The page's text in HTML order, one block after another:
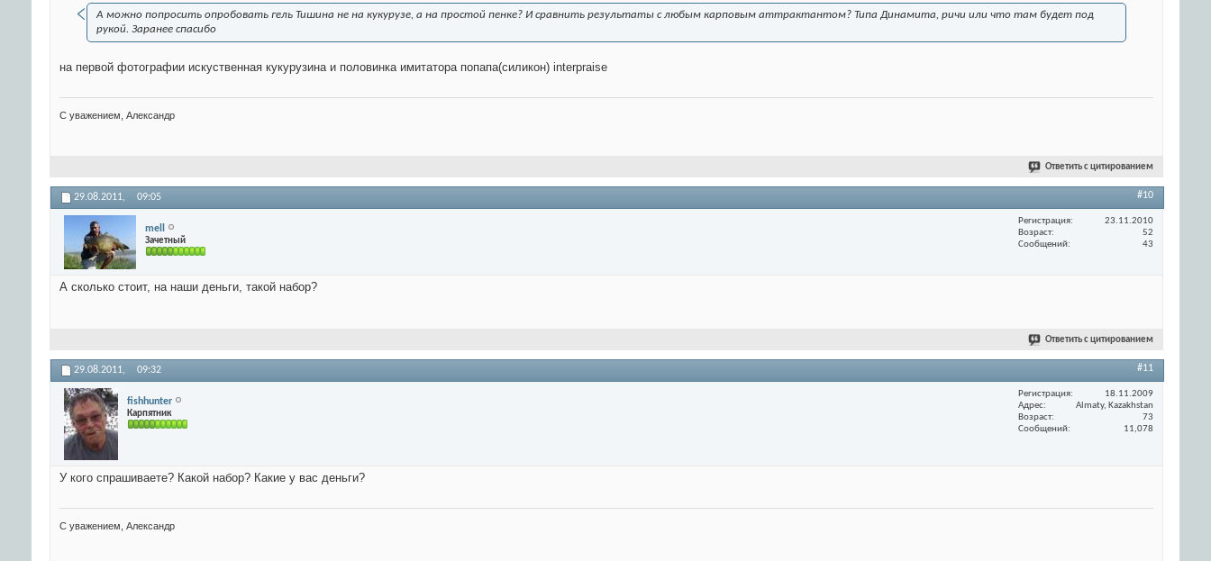
А можно попросить опробовать гель Тишина не на кукурузе, а на простой пенке? И сравнить результаты с любым карповым аттрактантом? Типа Динамита, ричи или что там будет под
рукой. Заранее спасибо
на первой фотографии искуственная кукурузина и половинка имитатора попапа(силикон) interpraise
С уважением, Александр
Ответить с цитированием
29.08.2011, 09:05 #10
mell
Зачетный
Регистрация
23.11.2010
Возраст
52
Сообщений
43
А сколько стоит, на наши деньги, такой набор?
Ответить с цитированием
29.08.2011, 09:32 #11
fishhunter
Карпятник
Регистрация
18.11.2009
Адрес
Almaty, Kazakhstan
Возраст
73
Сообщений
11,078
У кого спрашиваете? Какой набор? Какие у вас деньги?
С уважением, Александр